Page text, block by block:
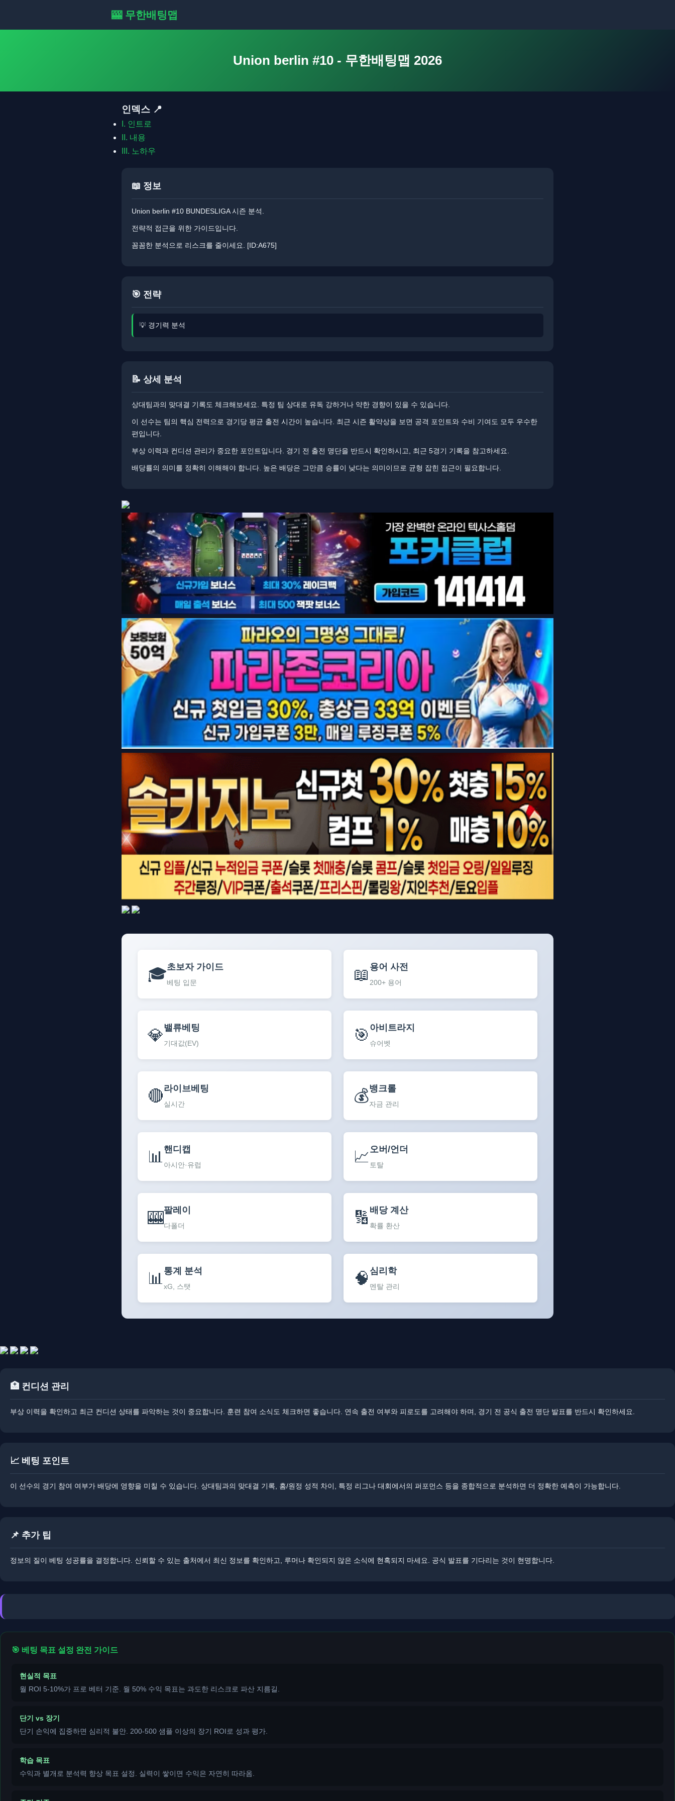
🎰 무한배팅맵
Union berlin #10 - 무한배팅맵 2026
인덱스 📍
I. 인트로
II. 내용
III. 노하우
📖 정보
Union berlin #10 BUNDESLIGA 시즌 분석.
전략적 접근을 위한 가이드입니다.
꼼꼼한 분석으로 리스크를 줄이세요. ​​[ID:A675]
🎯 전략
💡 경기력 분석
📝 상세 분석
상대팀과의 맞대결 기록도 체크해보세요. ​특정 팀 상대로 유독 강하거나 약한 경향이 있을 수 있습니다.
이 선수는 팀의 핵심 전력으로 경기당 평균 출전 시간이 높습니다. 최근 시즌 활약상을 보면 공격 포인트와 수비 기여도 모두 우수한
편입니다.
부상 이력과 컨디션 관리가 중요한 포인트입니다. ​​경기 전 출전 명단을 반드시 확인하시고, 최근 5경기 기록을 참고하세요.
배당률의 의미를 정확히 이해해야 합니다. ​​높은 배당은 그만큼 승률이 낮다는 의미이므로 균형 잡힌 접근이 필요합니다.
🎓초보자 가이드
베팅 입문 📖 용어 사전
200+ 용어
💎밸류베팅
기대값(EV) 🎯 아비트라지
슈어벳
🔴라이브베팅
실시간 💰뱅크롤
자금 관리
📊 핸디캡
아시안·유럽 📈 오버/언더
토탈
🎰팔레이
다폴더 🔢 배당 계산
확률 환산
📊 통계 분석
xG, 스탯 🧠 심리학
멘탈 관리
🏥 컨디션 관리
부상 이력을 확인하고 최근 컨디션 상태를 파악하는 것이 중요합니다. ​훈련 참여 소식도 체크하면 좋습니다. ​연속 출전 여부와 피로도를 고려해야 하며, 경기 전 공식 출전 명단 발표를 반드시 확인하세요.
📈 베팅 포인트
이 선수의 경기 참여 여부가 배당에 영향을 미칠 수 있습니다. 상대팀과의 맞대결 기록, 홈/원정 성적 차이, 특정 리그나 대회에서의 퍼포먼스 등을 종합적으로 분석하면 더 정확한 예측이 가능합니다.
📌 추가 팁
정보의 질이 베팅 성공률을 결정합니다. ​​신뢰할 수 있는 출처에서 최신 정보를 확인하고, 루머나 확인되지 않은 소식에 현혹되지 마세요. ​​공식 발표를 기다리는 것이 현명합니다.
🎯 베팅 목표 설정 완전 가이드
현실적 목표
월 ROI 5-10%가 프로 베터 기준. 월 50% 수익 목표는 과도한 리스크로 파산 지름길.
단기 vs 장기
단기 손익에 집중하면 심리적 불안. 200-500 샘플 이상의 장기 ROI로 성과 평가.
학습 목표
수익과 별개로 분석력 향상 목표 설정. 실력이 쌓이면 수익은 자연히 따라옴.